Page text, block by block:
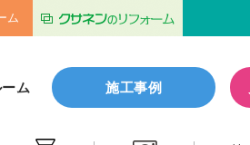
ム
ム 施工事例